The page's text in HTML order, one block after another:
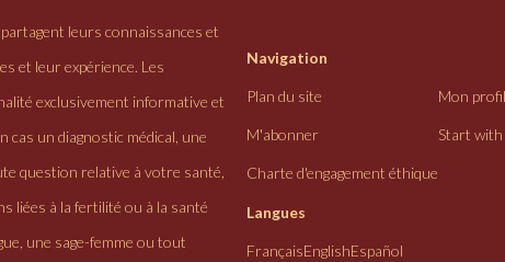
leurs connaissances et
et leur expérience. Les
exclusivement informative et
cas un diagnostic médical, une
question relative à votre santé,
liées à la fertilité ou à la santé
une sage-femme ou tout
Navigation
Plan du site Mon profil
M'abonner Start
Charte d'engagement éthique
Langues
FrançaisEnglishEspañol